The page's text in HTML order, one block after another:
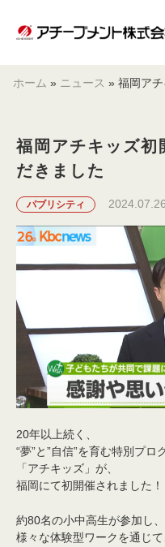
ホーム » ニュース » 福岡アチ
福岡アチキッズ初
だきました
パブリシティ 2024.07.26
20年以上続く、
“夢”と”自信”を育む特別プロ
「アチキッズ」が、
福岡にて初開催されました！
約80名の小中高生が参加し、
様々な体験型ワークを通じて